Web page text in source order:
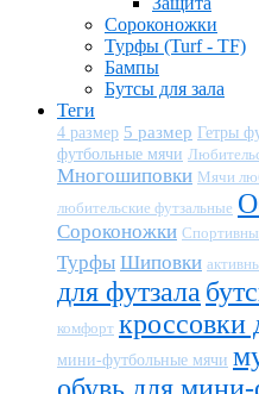
Сороконожки
Турфы (Turf - TF)
Бампы
Бутсы для зала
Теги
4 размер 5 размер Гетры
футбольные мячи
Многошиповки Мячи
любительские футзальные
Сороконожки
Турфы Шиповки
для футзала
комфорт кроссовки
мини-футбольные мячи